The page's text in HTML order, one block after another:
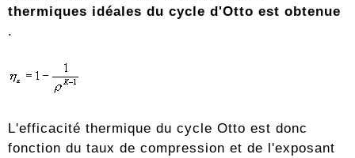
thermiques idéales du cycle d'Otto est obtenue
.
L'efficacité thermique du cycle Otto est donc
fonction du taux de compression et de l'exposant